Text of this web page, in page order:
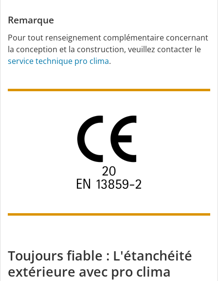
Remarque
Pour tout renseignement complémentaire concernant
la conception et la construction, veuillez contacter le
service technique pro clima.
Toujours fiable : L'étanchéité
extérieure avec pro clima